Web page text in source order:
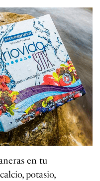
en tu
potasio,